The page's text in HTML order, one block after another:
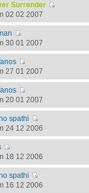
Surrender
02 02 2007
30 01 2007
27 01 2007
20 01 2007
spathi
24 12 2006
18 12 2006
spathi
16 12 2006